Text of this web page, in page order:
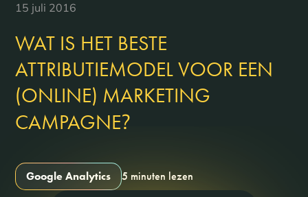
15 juli 2016
WAT IS HET BESTE
ATTRIBUTIEMODEL VOOR EEN
(ONLINE) MARKETING
CAMPAGNE?
Google Analytics 5 minuten lezen